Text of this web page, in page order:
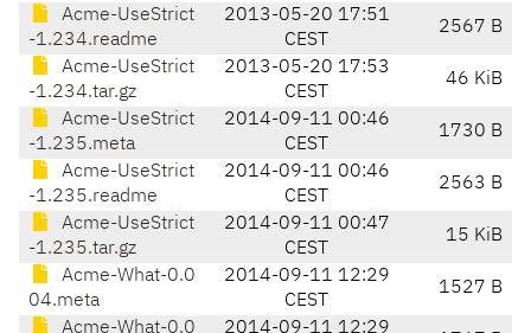
Acme-UseStrict
-1.234.readme
2013-05-20 17:51
CEST
2567 B
Acme-UseStrict
-1.234.tar.gz
2013-05-20 17:53
CEST
46 KiB
Acme-UseStrict
-1.235.meta
2014-09-11 00:46
CEST
1730 B
Acme-UseStrict
-1.235.readme
2014-09-11 00:46
CEST
2563 B
Acme-UseStrict
-1.235.tar.gz
2014-09-11 00:47
CEST
15 KiB
Acme-What-0.0
04.meta
2014-09-11 12:29
CEST
1527 B
Acme-What-0.0
2014-09-11 12:29